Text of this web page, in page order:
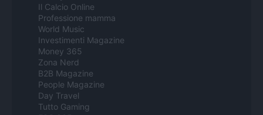
Il Calcio Online
Professione mamma
World Music
Investimenti Magazine
Money 365
Zona Nerd
B2B Magazine
People Magazine
Day Travel
Tutto Gaming